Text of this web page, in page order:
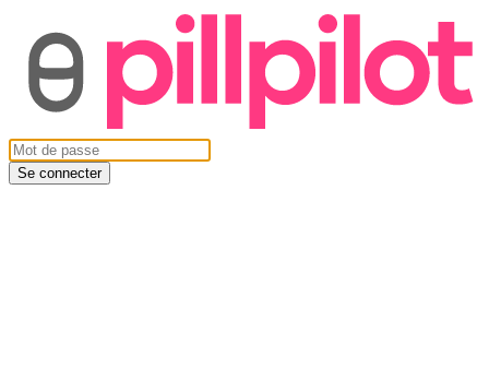
Se connecter